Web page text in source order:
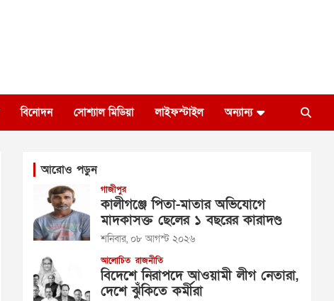
বিনোদন সোশ্যাল মিডিয়া লাইফস্টাইল অন্যান্য
আরোও পড়ুন
গাজীপুর
কালীগঞ্জে পিতা-মাতার অভিযোগে
মাদকাসক্ত ছেলের ১ বছরের কারাদণ্ড
শনিবার, ০৮ আগস্ট ২০২৬
আলোচিত রাজনীতি
বিদেশে নিরাপদে আওয়ামী লীগ নেতারা,
দেশে ঝুঁকিতে কর্মীরা